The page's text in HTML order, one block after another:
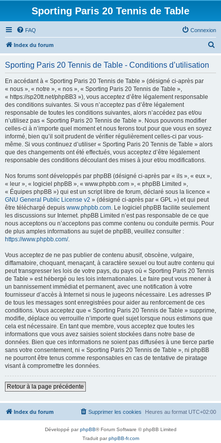
Sporting Paris 20 Tennis de Table
FAQ Connexion
Index du forum
Sporting Paris 20 Tennis de Table - Conditions d’utilisation
En accédant à « Sporting Paris 20 Tennis de Table » (désigné ci-après par
« nous », « notre », « nos », « Sporting Paris 20 Tennis de Table »,
« https://sp20tt.net/phpBB3 »), vous acceptez d’être légalement responsable
des conditions suivantes. Si vous n’acceptez pas d’être légalement
responsable de toutes les conditions suivantes, alors n’accédez pas et/ou
n’utilisez pas « Sporting Paris 20 Tennis de Table ». Nous pouvons modifier
celles-ci à n’importe quel moment et nous ferons tout pour que vous en soyez
informé, bien qu’il soit prudent de vérifier régulièrement celles-ci par vous-
même. Si vous continuez d’utiliser « Sporting Paris 20 Tennis de Table » alors
que des changements ont été effectués, vous acceptez d’être légalement
responsable des conditions découlant des mises à jour et/ou modifications.
Nos forums sont développés par phpBB (désigné ci-après par « ils », « eux »,
« leur », « logiciel phpBB », « www.phpbb.com », « phpBB Limited »,
« Équipes phpBB ») qui est un script libre de forum, déclaré sous la licence «
GNU General Public License v2 » (désigné ci-après par « GPL ») et qui peut
être téléchargé depuis www.phpbb.com. Le logiciel phpBB facilite seulement
les discussions sur Internet. phpBB Limited n’est pas responsable de ce que
nous acceptons ou n’acceptons pas comme contenu ou conduite permis. Pour
de plus amples informations au sujet de phpBB, veuillez consulter :
https://www.phpbb.com/.
Vous acceptez de ne pas publier de contenu abusif, obscène, vulgaire,
diffamatoire, choquant, menaçant, à caractère sexuel ou tout autre contenu qui
peut transgresser les lois de votre pays, du pays où « Sporting Paris 20 Tennis
de Table » est hébergé ou les lois internationales. Le faire peut vous mener à
un bannissement immédiat et permanent, avec une notification à votre
fournisseur d’accès à Internet si nous le jugeons nécessaire. Les adresses IP
de tous les messages sont enregistrées pour aider au renforcement de ces
conditions. Vous acceptez que « Sporting Paris 20 Tennis de Table » supprime,
modifie, déplace ou verrouille n’importe quel sujet lorsque nous estimons que
cela est nécessaire. En tant que membre, vous acceptez que toutes les
informations que vous avez saisies soient stockées dans notre base de
données. Bien que ces informations ne soient pas diffusées à une tierce partie
sans votre consentement, ni « Sporting Paris 20 Tennis de Table », ni phpBB
ne pourront être tenus comme responsables en cas de tentative de piratage
visant à compromettre les données.
Retour à la page précédente
Index du forum Heures au format UTC+02:00
Supprimer les cookies
Développé parphpBB® Forum Software © phpBB Limited
Traduit parphpBB-fr.com